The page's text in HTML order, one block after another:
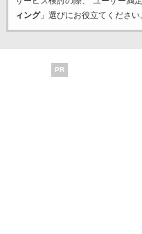
ィング」選びにお役立てください
PR